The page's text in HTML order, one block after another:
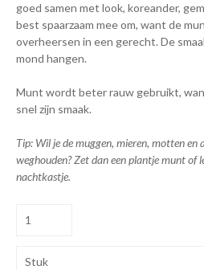
goed samen met look, koreander,
best spaarzaam mee om, want de
overheersen in een gerecht. De
mond hangen.
Munt wordt beter rauw gebruikt,
snel zijn smaak.
Tip: Wil je de muggen, mieren, motten en
weghouden? Zet dan een plantje munt of
nachtkastje.
Stuk